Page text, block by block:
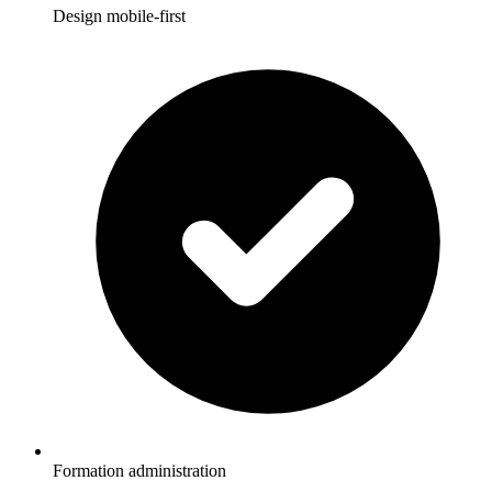
Design mobile-first
Formation administration